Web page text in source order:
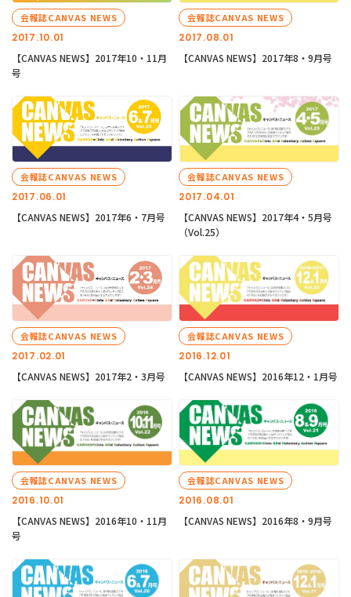
2017.10.01
会報誌CANVAS NEWS
【CANVAS NEWS】2017年10・11月
号
2017.08.01
会報誌CANVAS NEWS
【CANVAS NEWS】2017年8・9月号
2017.06.01
会報誌CANVAS NEWS
【CANVAS NEWS】2017年6・7月号
2017.04.01
会報誌CANVAS NEWS
【CANVAS NEWS】2017年4・5月号
（Vol.25）
2017.02.01
会報誌CANVAS NEWS
【CANVAS NEWS】2017年2・3月号
2016.12.01
会報誌CANVAS NEWS
【CANVAS NEWS】2016年12・1月号
2016.10.01
会報誌CANVAS NEWS
【CANVAS NEWS】2016年10・11月
号
2016.08.01
会報誌CANVAS NEWS
【CANVAS NEWS】2016年8・9月号